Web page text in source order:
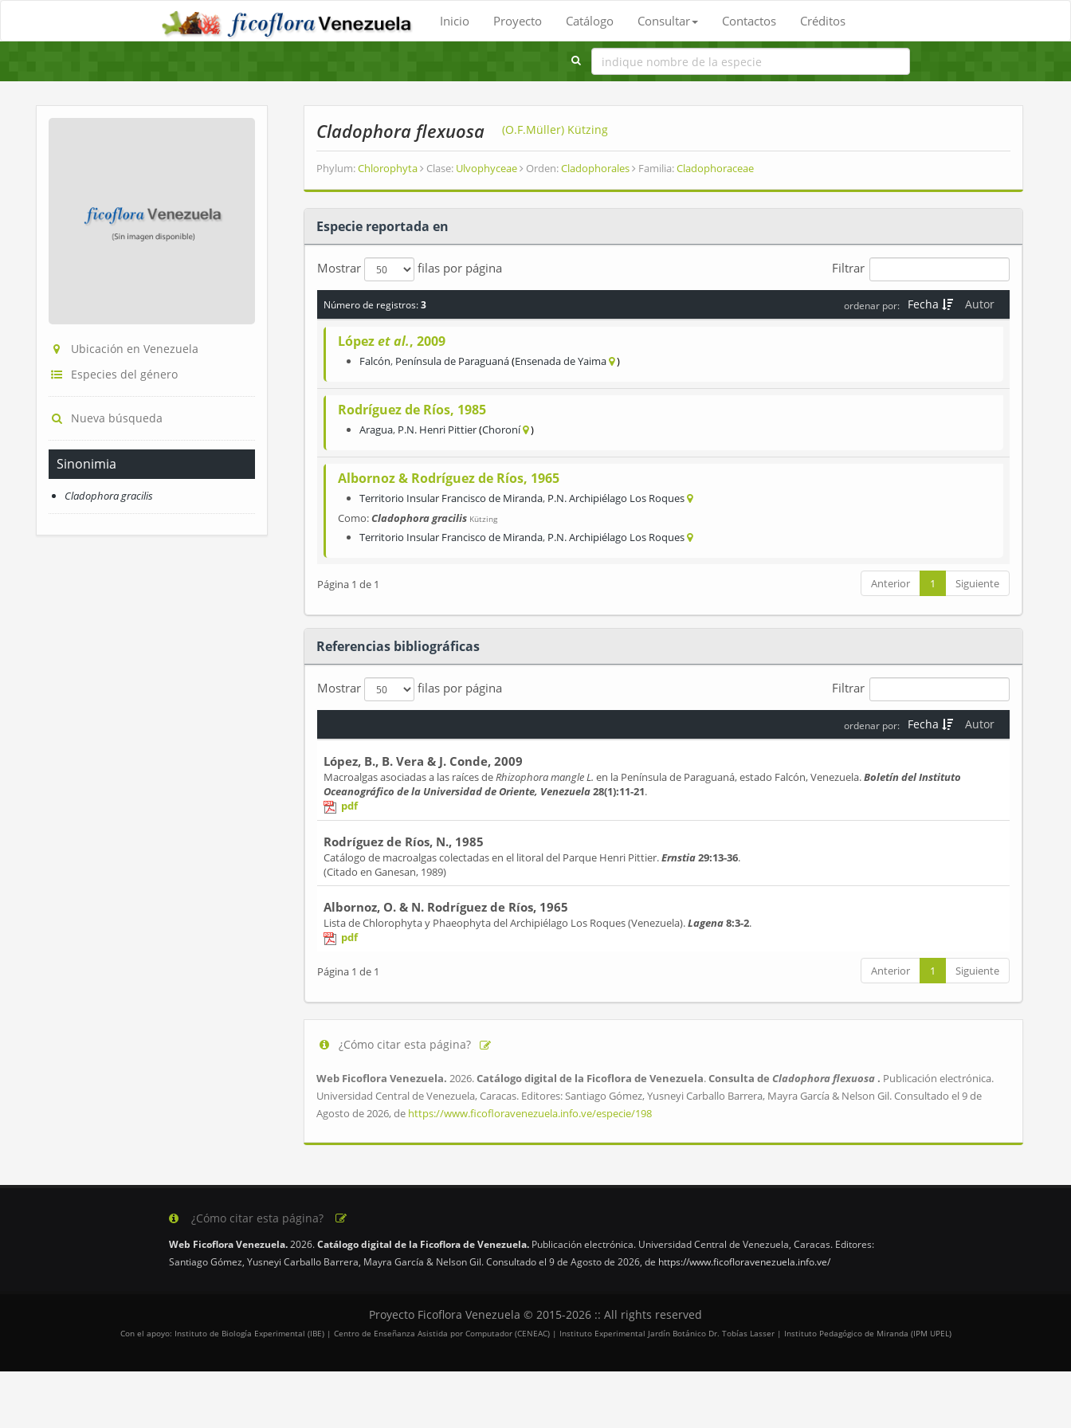
Inicio Proyecto Catálogo Consultar Contactos Créditos
Ubicación en Venezuela
Especies del género
Nueva búsqueda
Sinonimia
Cladophora gracilis
Cladophora flexuosa (O.F.Müller) Kützing
Phylum:Chlorophyta Clase: Ulvophyceae Orden:Cladophorales Familia:Cladophoraceae
Especie reportada en
Mostrar filas por página Filtrar
Número de registros:3 Autor
Fecha
ordenar por:
Lópezet al., 2009
Falcón, Península de Paraguaná Ensenada de Yaima
Rodríguez de Ríos, 1985
Aragua, P.N. Henri Pittier Choroní
Albornoz & Rodríguez de Ríos, 1965
Territorio Insular Francisco de Miranda, P.N. Archipiélago Los Roques
Como:Cladophora gracilis Kützing
Territorio Insular Francisco de Miranda, P.N. Archipiélago Los Roques
Página 1 de 1 Anterior 1 Siguiente
Referencias bibliográficas
Mostrar filas por página Filtrar
Autor
Fecha
ordenar por:
López, B., B. Vera & J. Conde, 2009
Macroalgas asociadas a las raíces deRhizophora mangle L. en la Península de Paraguaná, estado Falcón, Venezuela.Boletín del Instituto
Oceanográfico de la Universidad de Oriente, Venezuela28(1):11-21.
pdf
Rodríguez de Ríos, N., 1985
Catálogo de macroalgas colectadas en el litoral del Parque Henri Pittier.Ernstia29:13-36.
(Citado en Ganesan, 1989)
Albornoz, O. & N. Rodríguez de Ríos, 1965
Lista de Chlorophyta y Phaeophyta del Archipiélago Los Roques (Venezuela).Lagena8:3-2.
pdf
Página 1 de 1 Anterior 1 Siguiente
¿Cómo citar esta página?
Web Ficoflora Venezuela. 2026.Catálogo digital de la Ficoflora de Venezuela.Consulta de Cladophora flexuosa . Publicación electrónica.
Universidad Central de Venezuela, Caracas. Editores: Santiago Gómez, Yusneyi Carballo Barrera, Mayra García & Nelson Gil. Consultado el 9 de
Agosto de 2026, de https://www.ficofloravenezuela.info.ve/especie/198
¿Cómo citar esta página?
Web Ficoflora Venezuela.2026.Catálogo digital de la Ficoflora de Venezuela. Publicación electrónica. Universidad Central de Venezuela, Caracas. Editores:
Santiago Gómez, Yusneyi Carballo Barrera, Mayra García & Nelson Gil. Consultado el 9 de Agosto de 2026, de https://www.ficofloravenezuela.info.ve/
Proyecto Ficoflora Venezuela © 2015-2026 :: All rights reserved
Con el apoyo: Instituto de Biología Experimental (IBE) | Centro de Enseñanza Asistida por Computador (CENEAC) | Instituto Experimental Jardín Botánico Dr. Tobías Lasser | Instituto Pedagógico de Miranda (IPM UPEL)